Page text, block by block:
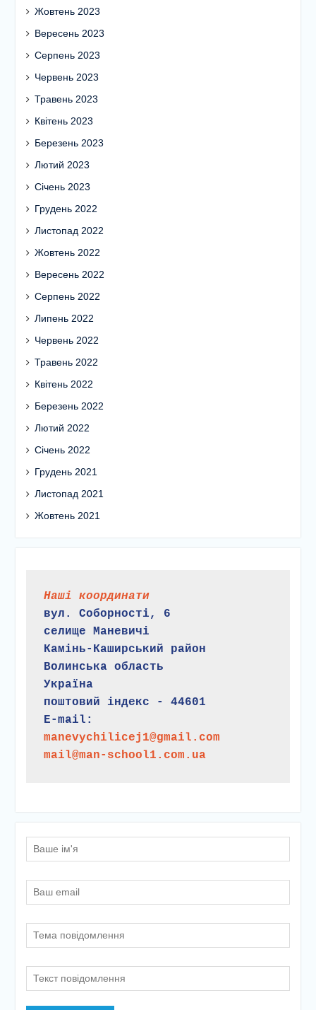
Жовтень 2023
Вересень 2023
Серпень 2023
Червень 2023
Травень 2023
Квітень 2023
Березень 2023
Лютий 2023
Січень 2023
Грудень 2022
Листопад 2022
Жовтень 2022
Вересень 2022
Серпень 2022
Липень 2022
Червень 2022
Травень 2022
Квітень 2022
Березень 2022
Лютий 2022
Січень 2022
Грудень 2021
Листопад 2021
Жовтень 2021
Наші координати
вул. Соборності, 6
селище Маневичі
Камінь-Каширський район
Волинська область
Україна
поштовий індекс - 44601
E-mail:
manevychilicej1@gmail.com
mail@man-school1.com.ua